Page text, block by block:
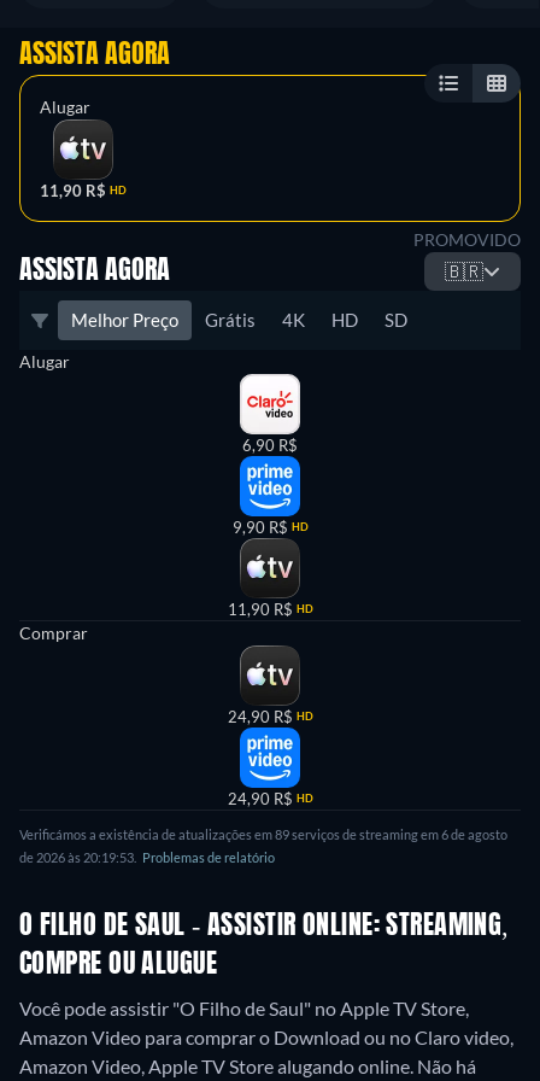
ASSISTA AGORA
Alugar
11,90 R$ HD
PROMOVIDO
ASSISTA AGORA 🇧🇷
Melhor Preço Grátis 4K HD SD
Alugar
6,90 R$
9,90 R$ HD
11,90 R$ HD
Comprar
24,90 R$ HD
24,90 R$ HD
Verificámos a existência de atualizações em 89 serviços de streaming em 6 de agosto
de 2026 às 20:19:53.
Problemas de relatório
O FILHO DE SAUL - ASSISTIR ONLINE: STREAMING,
COMPRE OU ALUGUE
Você pode assistir "O Filho de Saul" no Apple TV Store,
Amazon Video para comprar o Download ou no Claro video,
Amazon Video, Apple TV Store alugando online. Não há